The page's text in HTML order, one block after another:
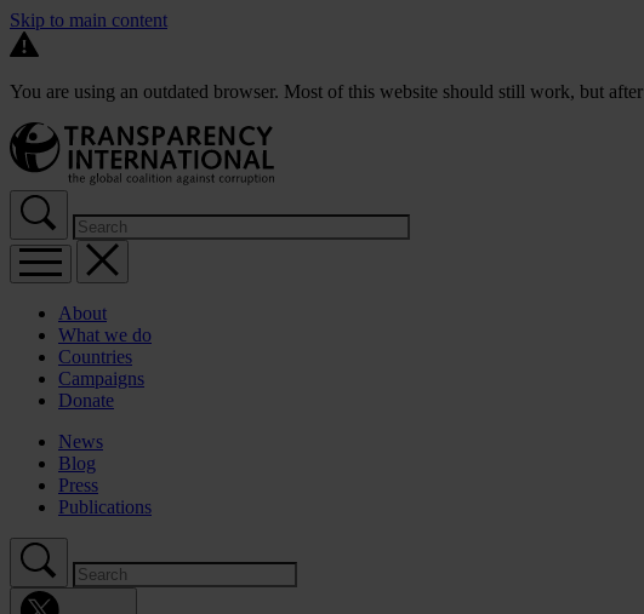
Skip to main content
You are using an outdated browser. Most of this website should still work, but after
About
What we do
Countries
Campaigns
Donate
News
Blog
Press
Publications